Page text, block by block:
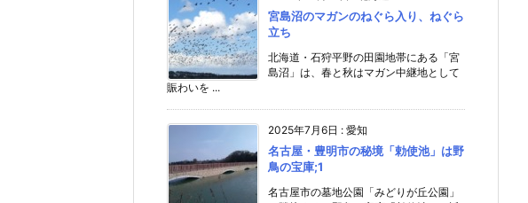
宮島沼のマガンのねぐら入り、ねぐら
立ち
北海道・石狩平野の田園地帯にある「宮
島沼」は、春と秋はマガン中継地として
賑わいを ...
2025年7月6日 : 愛知
名古屋・豊明市の秘境「勅使池」は野
鳥の宝庫;1
名古屋市の墓地公園「みどりが丘公園」